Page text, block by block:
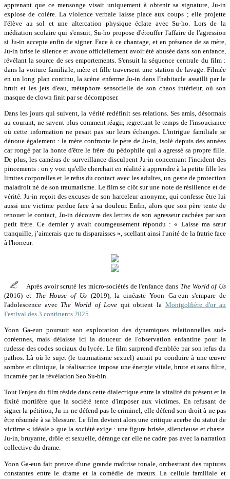
apprenant que ce mensonge visait uniquement à obtenir sa signature, Ju-in
explose de colère. La violence verbale laisse place aux coups ; elle projette
l'élève au sol et une altercation physique éclate avec Su-ho. Lors de la
médiation scolaire qui s'ensuit, Su-ho propose d'étouffer l'affaire de l'agression
si Ju-in accepte enfin de signer. Face à ce chantage, et en présence de sa mère,
Ju-in brise le silence et avoue officiellement avoir été abusée dans son enfance,
révélant la source de ses emportements. S'ensuit la séquence centrale du film :
dans la voiture familiale, mère et fille traversent une station de lavage. Filmée
en un long plan continu, la scène enferme Ju-in dans l'habitacle assailli par le
bruit et les jets d'eau, métaphore sensorielle de son chaos intérieur, où son
masque de clown finit par se décomposer.
Dans les jours qui suivent, la vérité redéfinit ses relations. Ses amis, désormais
au courant, ne savent plus comment réagir, regrettant le temps de l'insouciance
où cette information ne pesait pas sur leurs échanges. L'intrigue familiale se
dénoue également : la mère confronte le père de Ju-in, isolé depuis des années
car rongé par la honte d'être le frère du pédophile qui a agressé sa propre fille.
De plus, les caméras de surveillance disculpent Ju-in concernant l'incident des
pincements : on y voit qu'elle cherchait en réalité à apprendre à la petite fille les
limites corporelles et le refus du contact avec les adultes, un geste de protection
maladroit né de son traumatisme. Le film se clôt sur une note de résilience et de
vérité. Ju-in reçoit des excuses de son harceleur anonyme, qui confesse être lui
aussi une victime perdue face à sa douleur. Enfin, alors que son père tente de
renouer le contact, Ju-in découvre des lettres de son agresseur cachées par son
petit frère. Ce dernier y avait courageusement répondu : « Laisse ma sœur
tranquille, j’aimerais que tu disparaisses », scellant ainsi l'unité de la fratrie face
à l'horreur.
Après avoir scruté les micro-sociétés de l'enfance dans The World of Us
(2016) et The House of Us (2019), la cinéaste Yoon Ga-eun s'empare de
l'adolescence avec The World of Love qui obtient la Montgolfière d'or au
Festival des 3 continents 2025
Yoon Ga-eun poursuit son exploration des dynamiques relationnelles sud-
coréennes, mais délaisse ici la douceur de l'observation enfantine pour la
rudesse des codes sociaux du lycée. Le film surprend d'emblée par son refus du
pathos. Là où le sujet (le traumatisme sexuel) aurait pu conduire à une œuvre
sombre et clinique, la réalisatrice impose une énergie vitale, brute et sans filtre,
incarnée par la révélation Seo Su-bin.
Tout l'enjeu du film réside dans cette dialectique entre la vitalité du présent et la
fixité mortifère que la société tente d'imposer aux victimes. En refusant de
signer la pétition, Ju-in ne défend pas le criminel, elle défend son droit à ne pas
être résumée à sa blessure. Le film devient alors une critique acerbe du statut de
victime « idéale » que la société exige : une figure brisée, silencieuse et chaste.
Ju-in, bruyante, drôle et sexuelle, dérange car elle ne cadre pas avec la narration
collective du drame.
Yoon Ga-eun fait preuve d'une grande maîtrise tonale, orchestrant des ruptures
constantes entre le drame et la comédie de mœurs. La cellule familiale et